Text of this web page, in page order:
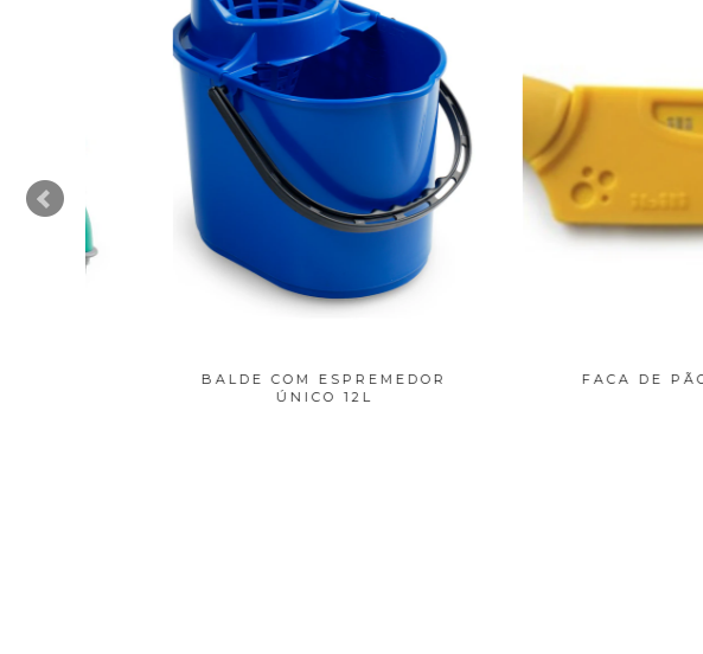
BALDE COM ESPREMEDOR
ÚNICO 12L
FACA DE PÃO 26CM